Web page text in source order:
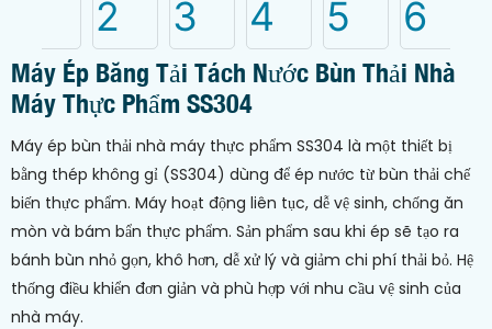
Máy Ép Băng Tải Tách Nước Bùn Thải Nhà
Máy Thực Phẩm SS304
Máy ép bùn thải nhà máy thực phẩm SS304 là một thiết bị
bằng thép không gỉ (SS304) dùng để ép nước từ bùn thải chế
biến thực phẩm. Máy hoạt động liên tục, dễ vệ sinh, chống ăn
mòn và bám bẩn thực phẩm. Sản phẩm sau khi ép sẽ tạo ra
bánh bùn nhỏ gọn, khô hơn, dễ xử lý và giảm chi phí thải bỏ. Hệ
thống điều khiển đơn giản và phù hợp với nhu cầu vệ sinh của
nhà máy.